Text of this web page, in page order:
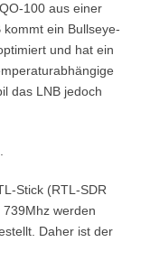
100 aus einer
ein Bullseye-
und hat ein
das LNB jedoch
Stick (RTL-SDR
werden
Daher ist der